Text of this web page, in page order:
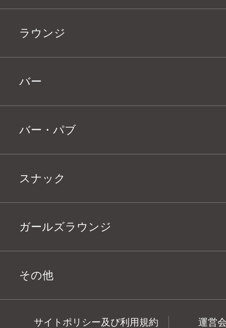
ラウンジ
バー
バー・パブ
スナック
ガールズラウンジ
その他
サイトポリシー及び利用規約 運営